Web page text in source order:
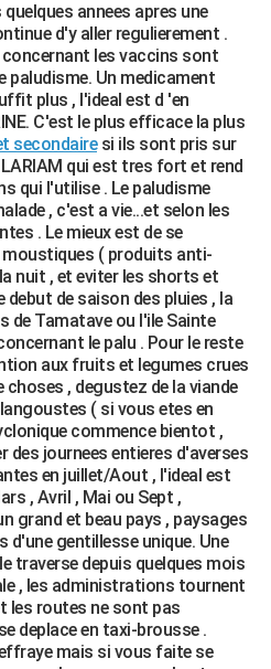
annees apres une
d'y aller regulierement .
les vaccins sont
Un medicament
plus , l'ideal est d 'en
C'est le plus efficace la plus
secondairesi ils sont pris sur
qui est tres fort et rend
qui l'utilise . Le paludisme
, c'est a vie...et selon les
. Le mieux est de se
( produits anti-
nuit , et eviter les shorts et
debut de saison des pluies , la
de Tamatave ou l'ile Sainte
le palu . Pour le reste
aux fruits et legumes crues
choses , degustez de la viande
( si vous etes en
commence bientot ,
des journees entieres d'averses
en juillet/Aout , l'ideal est
, Avril , Mai ou Sept ,
grand et beau pays , paysages
gentillesse unique. Une
traverse depuis quelques mois
, les administrations tournent
les routes ne sont pas
deplace en taxi-brousse .
mais si vous faite se